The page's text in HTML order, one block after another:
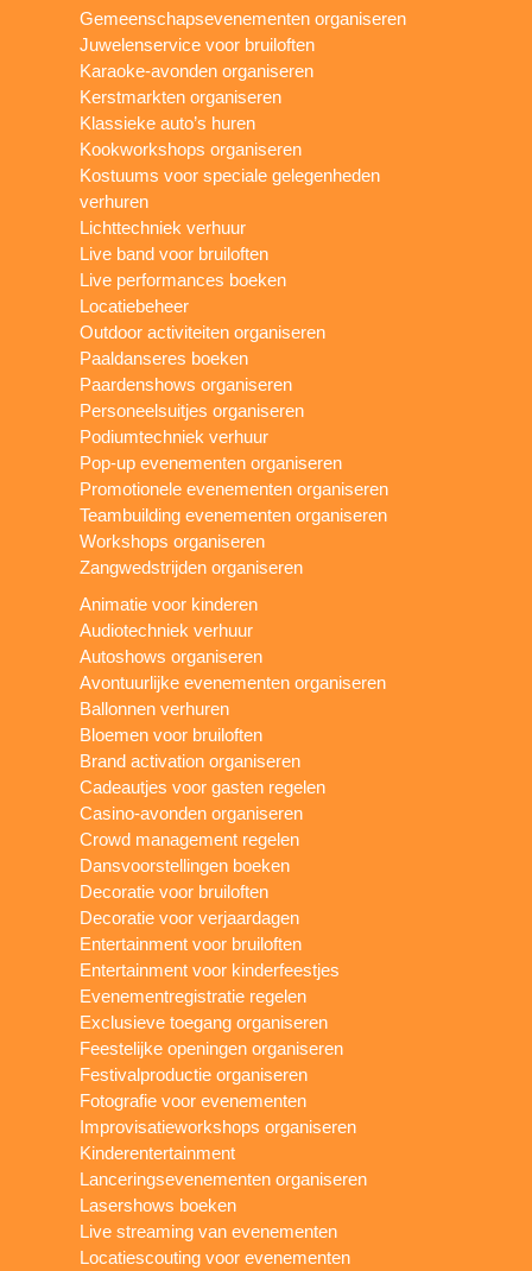
Gemeenschapsevenementen organiseren
Juwelenservice voor bruiloften
Karaoke-avonden organiseren
Kerstmarkten organiseren
Klassieke auto’s huren
Kookworkshops organiseren
Kostuums voor speciale gelegenheden
verhuren
Lichttechniek verhuur
Live band voor bruiloften
Live performances boeken
Locatiebeheer
Outdoor activiteiten organiseren
Paaldanseres boeken
Paardenshows organiseren
Personeelsuitjes organiseren
Podiumtechniek verhuur
Pop-up evenementen organiseren
Promotionele evenementen organiseren
Teambuilding evenementen organiseren
Workshops organiseren
Zangwedstrijden organiseren
Animatie voor kinderen
Audiotechniek verhuur
Autoshows organiseren
Avontuurlijke evenementen organiseren
Ballonnen verhuren
Bloemen voor bruiloften
Brand activation organiseren
Cadeautjes voor gasten regelen
Casino-avonden organiseren
Crowd management regelen
Dansvoorstellingen boeken
Decoratie voor bruiloften
Decoratie voor verjaardagen
Entertainment voor bruiloften
Entertainment voor kinderfeestjes
Evenementregistratie regelen
Exclusieve toegang organiseren
Feestelijke openingen organiseren
Festivalproductie organiseren
Fotografie voor evenementen
Improvisatieworkshops organiseren
Kinderentertainment
Lanceringsevenementen organiseren
Lasershows boeken
Live streaming van evenementen
Locatiescouting voor evenementen